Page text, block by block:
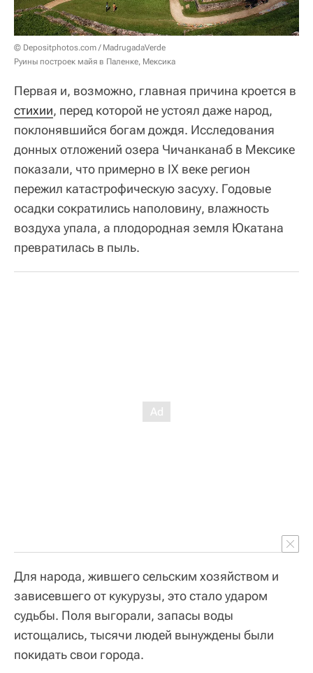
© Depositphotos.com / MadrugadaVerde
Руины построек майя в Паленке, Мексика
Первая и, возможно, главная причина кроется в
стихии, перед которой не устоял даже народ,
поклонявшийся богам дождя. Исследования
донных отложений озера Чичанканаб в Мексике
показали, что примерно в IX веке регион
пережил катастрофическую засуху. Годовые
осадки сократились наполовину, влажность
воздуха упала, а плодородная земля Юкатана
превратилась в пыль.
Для народа, жившего сельским хозяйством и
зависевшего от кукурузы, это стало ударом
судьбы. Поля выгорали, запасы воды
истощались, тысячи людей вынуждены были
покидать свои города.